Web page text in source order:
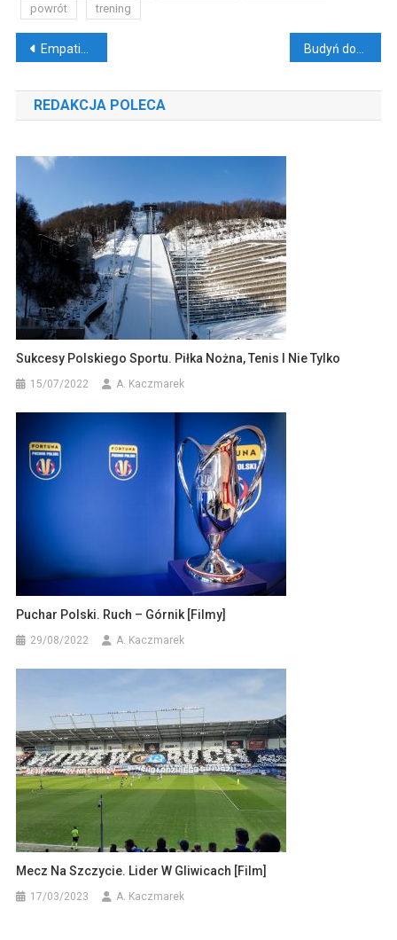
powrót
trening
Nawigacja
wpisu
Empatia kreuje obsesyjność i deficyt
REDAKCJA POLECA
Sukcesy Polskiego Sportu. Piłka Nożna, Tenis I Nie Tylko
15/07/2022 A. Kaczmarek
Puchar Polski. Ruch – Górnik [filmy]
29/08/2022 A. Kaczmarek
Mecz Na Szczycie. Lider W Gliwicach [Film]
17/03/2023 A. Kaczmarek